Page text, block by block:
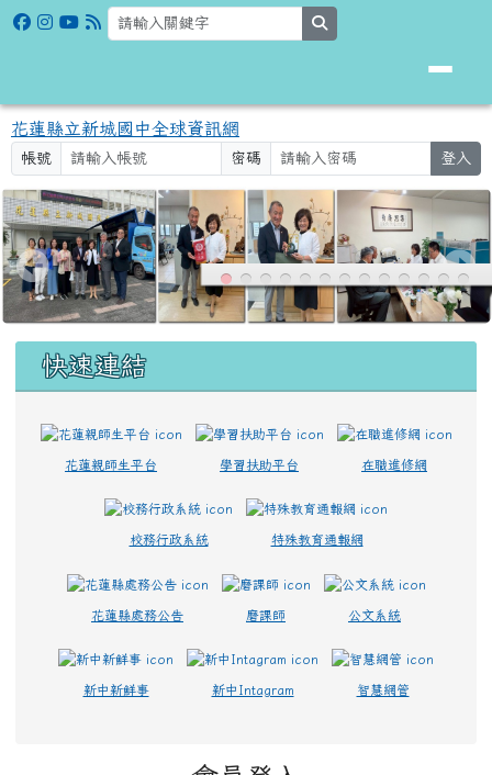
跳至主內容區
花蓮縣立新城國中全球資訊網
花蓮縣立新城國中全球資訊網
帳號 密碼 登入
上中區域內容
快速連結
花蓮親師生平台 學習扶助平台 在職進修網
校務行政系統 特殊教育通報網
花蓮縣處務公告 磨課師 公文系統
新中新鮮事 新中Intagram 智慧網管
頁尾區域